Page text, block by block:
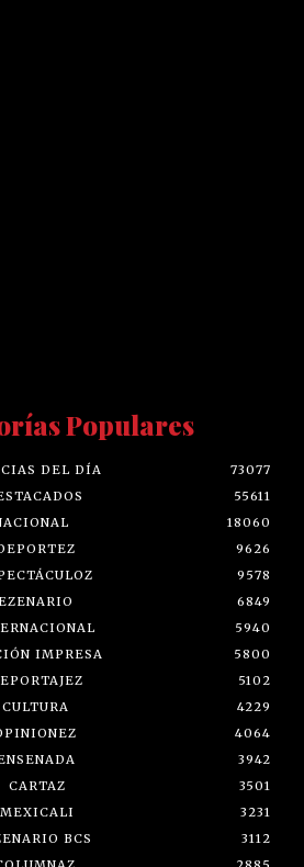
Populares
DEL DÍA
73077
55611
18060
9626
9578
EZENARIO
6849
5940
IMPRESA
5800
5102
CULTURA
4229
4064
3942
CARTAZ
3501
MEXICALI
3231
BCS
3112